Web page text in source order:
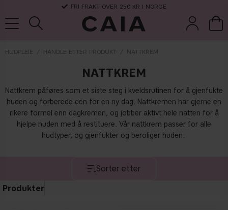
FRI FRAKT OVER 250 KR I NORGE
HUDPLEIE HANDLE ETTER PRODUKT NATTKREM
NATTKREM
Nattkrem påføres som et siste steg i kveldsrutinen for å gjenfukte
huden og forberede den for en ny dag. Nattkremen har gjerne en
rikere formel enn dagkremen, og jobber aktivt hele natten for å
hjelpe huden med å restituere. Vår nattkrem passer for alle
hudtyper, og gjenfukter og beroliger huden.
Sorter etter
Produkter
kits & sets tørrsjampo